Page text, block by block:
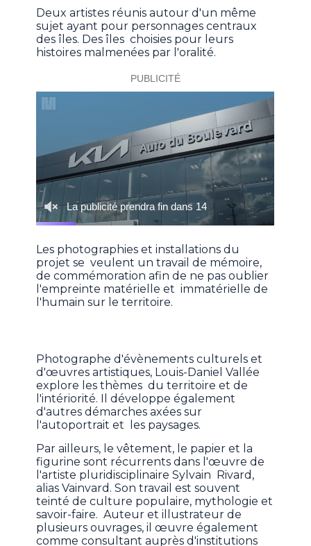
Deux artistes réunis autour d'un même
sujet ayant pour personnages centraux
des îles. Des îles choisies pour leurs
histoires malmenées par l'oralité.
Les photographies et installations du
projet se veulent un travail de mémoire,
de commémoration afin de ne pas oublier
l'empreinte matérielle et immatérielle de
l'humain sur le territoire.
Photographe d'évènements culturels et
d'œuvres artistiques, Louis-Daniel Vallée
explore les thèmes du territoire et de
l'intériorité. Il développe également
d'autres démarches axées sur
l'autoportrait et les paysages.
Par ailleurs, le vêtement, le papier et la
figurine sont récurrents dans l'œuvre de
l'artiste pluridisciplinaire Sylvain Rivard,
alias Vainvard. Son travail est souvent
teinté de culture populaire, mythologie et
savoir-faire. Auteur et illustrateur de
plusieurs ouvrages, il œuvre également
comme consultant auprès d'institutions